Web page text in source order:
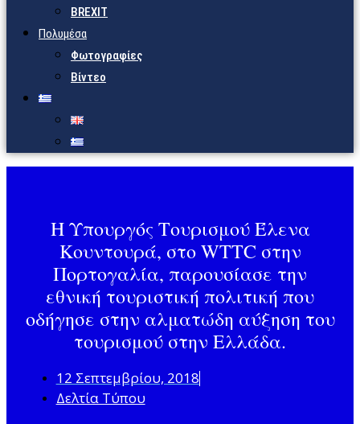
BREXIT
Πολυμέσα
Φωτογραφίες
Βίντεο
Η Υπουργός Τουρισμού Έλενα
Κουντουρά, στο WTTC στην
Πορτογαλία, παρουσίασε την
εθνική τουριστική πολιτική που
οδήγησε στην αλματώδη αύξηση του
τουρισμού στην Ελλάδα.
12 Σεπτεμβρίου, 2018
Δελτία Τύπου